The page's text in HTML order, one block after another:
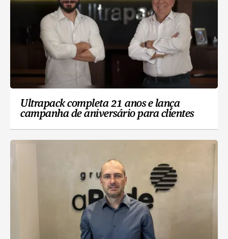
Ultrapack completa 21 anos e lança
campanha de aniversário para clientes